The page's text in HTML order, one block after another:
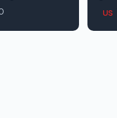
US